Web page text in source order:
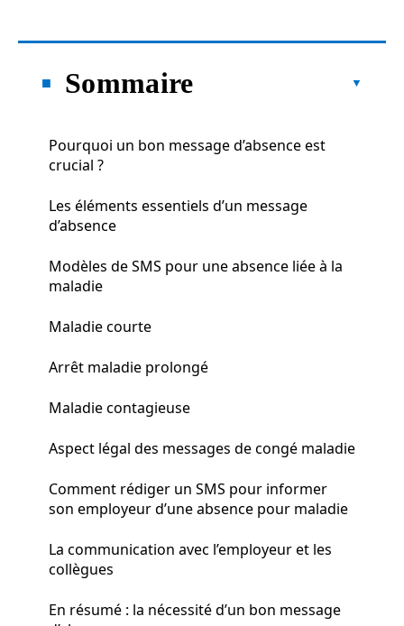
Sommaire
Pourquoi un bon message d’absence est
crucial ?
Les éléments essentiels d’un message
d’absence
Modèles de SMS pour une absence liée à la
maladie
Maladie courte
Arrêt maladie prolongé
Maladie contagieuse
Aspect légal des messages de congé maladie
Comment rédiger un SMS pour informer
son employeur d’une absence pour maladie
La communication avec l’employeur et les
collègues
En résumé : la nécessité d’un bon message